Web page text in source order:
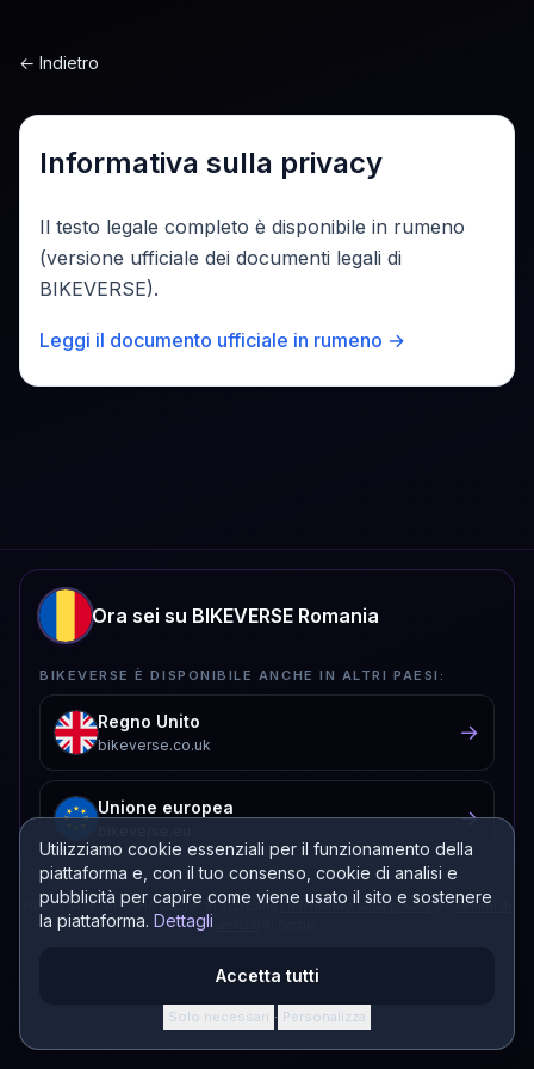
Utilizziamo cookie essenziali per il funzionamento della
piattaforma e, con il tuo consenso, cookie di analisi e
pubblicità per capire come viene usato il sito e sostenere
la piattaforma. Dettagli
Accetta tutti
Solo necessari · Personalizza
← Indietro
Informativa sulla privacy
Il testo legale completo è disponibile in rumeno
(versione ufficiale dei documenti legali di
BIKEVERSE).
Leggi il documento ufficiale in rumeno →
Ora sei su BIKEVERSE Romania
BIKEVERSE È DISPONIBILE ANCHE IN ALTRI PAESI:
Regno Unito
bikeverse.co.uk
→
Unione europea →
Protetto da reCAPTCHA Google. Si applicanol'Informativa sulla privacye iTermini di